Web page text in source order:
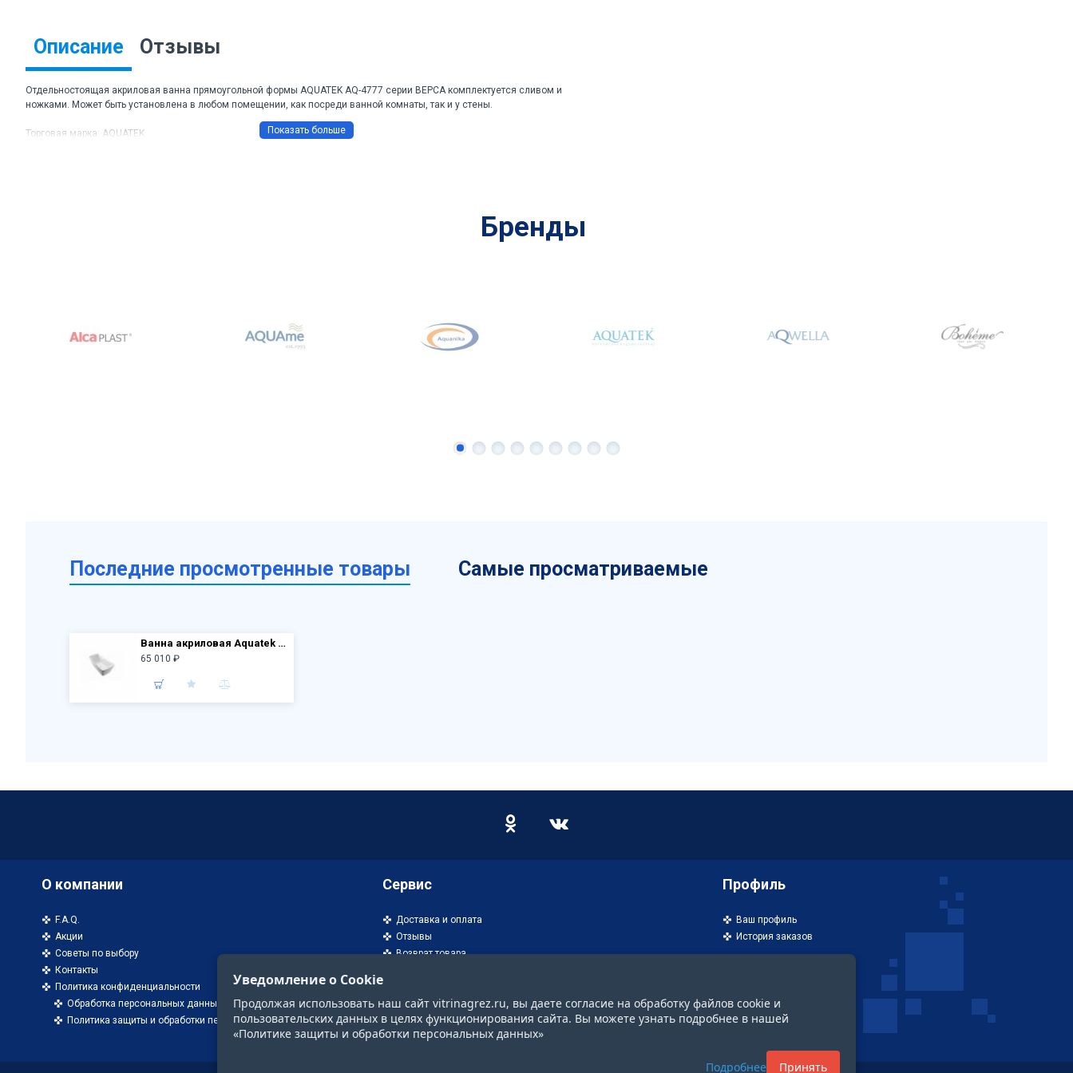
Описание Отзывы
Отдельностоящая акриловая ванна прямоугольной формы AQUATEK AQ-4777 серии ВЕРСА комплектуется сливом и
ножками. Может быть установлена в любом помещении, как посреди ванной комнаты, так и у стены.
Торговая марка: AQUATEK
Бренды
Последние просмотренные товары Самые просматриваемые
Ванна акриловая Aquatek AQ-4777 ВЕРСА, отдельностоящая, 1700*780*630, со сливом и ножками
65 010 ₽
О компании
F.A.Q.
Акции
Советы по выбору
Контакты
Политика конфиденциальности
Обработка персональных данных
Политика защиты и обработки персональных данных
Сервис
Доставка и оплата
Отзывы
Возврат товара
Профиль
Ваш профиль
История заказов
Уведомление о Cookie
Продолжая использовать наш сайт vitrinagrez.ru, вы даете согласие на обработку файлов cookie и
пользовательских данных в целях функционирования сайта. Вы можете узнать подробнее в нашей
«Политике защиты и обработки персональных данных»
Подробнее Принять